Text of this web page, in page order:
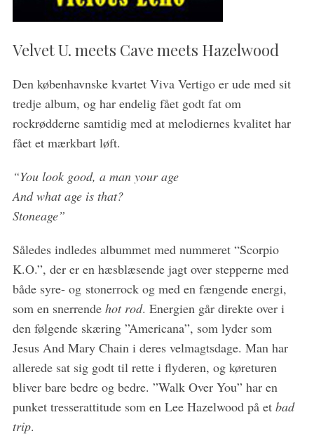
Velvet U. meets Cave meets Hazelwood
Den københavnske kvartet Viva Vertigo er ude med sit
tredje album, og har endelig fået godt fat om
rockrødderne samtidig med at melodiernes kvalitet har
fået et mærkbart løft.
“You look good, a man your age
And what age is that?
Stoneage”
Således indledes albummet med nummeret “Scorpio
K.O.”, der er en hæsblæsende jagt over stepperne med
både syre- og stonerrock og med en fængende energi,
som en snerrende hot rod. Energien går direkte over i
den følgende skæring ”Americana”, som lyder som
Jesus And Mary Chain i deres velmagtsdage. Man har
allerede sat sig godt til rette i flyderen, og køreturen
bliver bare bedre og bedre. ”Walk Over You” har en
punket tresserattitude som en Lee Hazelwood på et bad
trip.
a
c
h
f
r
: